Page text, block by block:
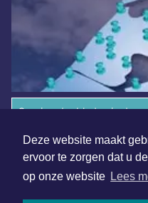
Deze website maakt
ervoor te zorgen dat u
op onze website Lees
Overige dagbladen in de
Algemene voorwaarden
Disclaimer